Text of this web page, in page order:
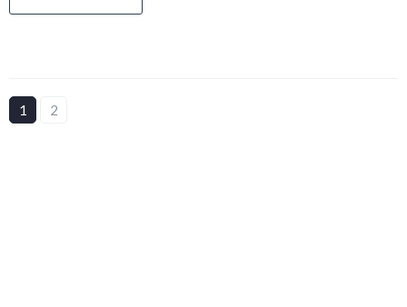
1 2